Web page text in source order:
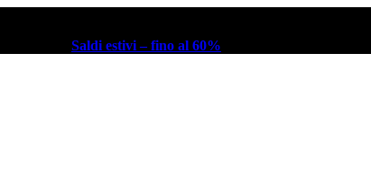
Saldi estivi – fino al 60%